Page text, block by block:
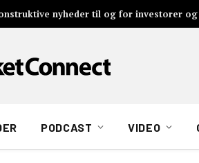
nyheder til og for investorer
PODCAST VIDEO